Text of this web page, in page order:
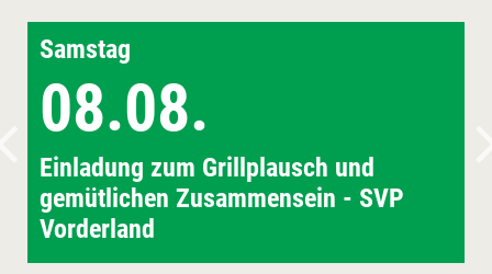
Samstag
08.08.
Einladung zum Grillplausch und
gemütlichen Zusammensein - SVP
Vorderland